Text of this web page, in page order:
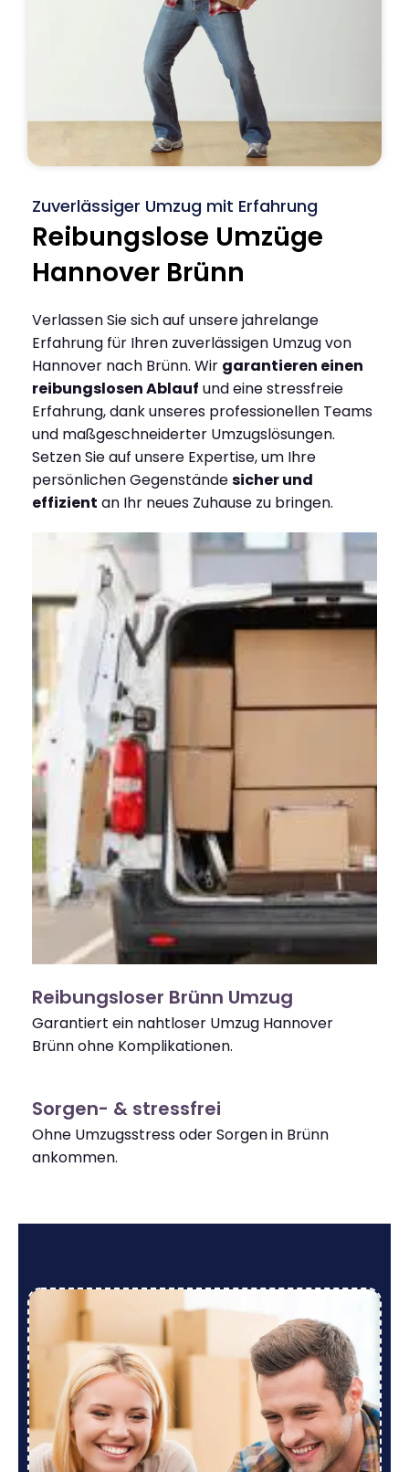
Zuverlässiger Umzug mit Erfahrung
Reibungslose Umzüge
Hannover Brünn
Verlassen Sie sich auf unsere jahrelange
Erfahrung für Ihren zuverlässigen Umzug von
Hannover nach Brünn. Wir garantieren einen
reibungslosen Ablauf und eine stressfreie
Erfahrung, dank unseres professionellen Teams
und maßgeschneiderter Umzugslösungen.
Setzen Sie auf unsere Expertise, um Ihre
persönlichen Gegenständesicher und
effizient an Ihr neues Zuhause zu bringen.
Reibungsloser Brünn Umzug
Garantiert ein nahtloser Umzug Hannover
Brünn ohne Komplikationen.
Sorgen- & stressfrei
Ohne Umzugsstress oder Sorgen in Brünn
ankommen.